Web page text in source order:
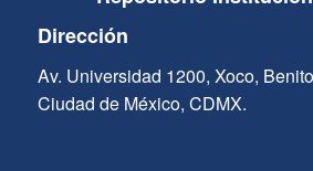
Dirección
Av. Universidad 1200, Xoco,
Ciudad de México, CDMX.